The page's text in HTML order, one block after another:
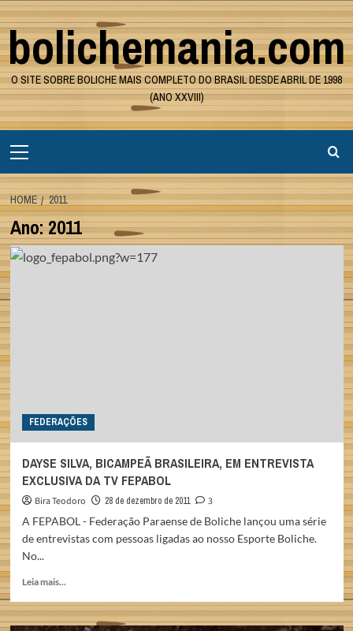
Skip
to
content
bolichemania.com
O SITE SOBRE BOLICHE MAIS COMPLETO DO BRASIL DESDE ABRIL DE 1998
(ANO XXVIII)
Menu
HOME 2011
Ano:2011
FEDERAÇÕES
DAYSE SILVA, BICAMPEÃ BRASILEIRA, EM ENTREVISTA
EXCLUSIVA DA TV FEPABOL
Bira Teodoro 28 de dezembro de 2011
3
A FEPABOL - Federação Paraense de Boliche lançou uma série
de entrevistas com pessoas ligadas ao nosso Esporte Boliche.
No...
Leia mais...
about
DAYSE